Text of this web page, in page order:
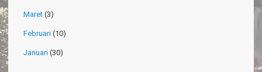
Maret (3)
Februari (10)
Januari (30)